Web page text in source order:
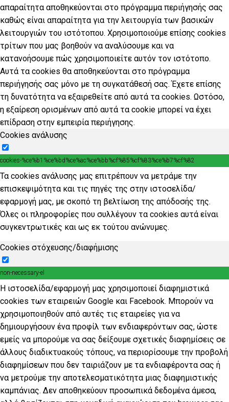
απαραίτητα αποθηκεύονται στο πρόγραμμα περιήγησής σας
καθώς είναι απαραίτητα για την λειτουργία των βασικών
λειτουργιών του ιστότοπου. Χρησιμοποιούμε επίσης cookies
τρίτων που μας βοηθούν να αναλύσουμε και να
κατανοήσουμε πώς χρησιμοποιείτε αυτόν τον ιστότοπο.
Αυτά τα cookies θα αποθηκεύονται στο πρόγραμμα
περιήγησής σας μόνο με τη συγκατάθεσή σας. Έχετε επίσης
τη δυνατότητα να εξαιρεθείτε από αυτά τα cookies. Ωστόσο,
η εξαίρεση ορισμένων από αυτά τα cookie μπορεί να έχει
επίδραση στην εμπειρία περιήγησης.
Cookies ανάλυσης
cookies-%ce%b1%ce%bd%ce%ac%ce%bb%cf%85%cf%83%ce%b7%cf%82
Τα cookies ανάλυσης μας επιτρέπουν να μετράμε την
επισκεψιμότητα και τις πηγές της στην ιστοσελίδα/
εφαρμογή μας, με σκοπό τη βελτίωση της απόδοσής της.
Όλες οι πληροφορίες που συλλέγουν τα cookies αυτά είναι
συγκεντρωτικές και ως εκ τούτου ανώνυμες.
Cookies στόχευσης/διαφήμισης
non-necessary-el
Η ιστοσελίδα/εφαρμογή μας χρησιμοποιεί διαφημιστικά
cookies των εταιρειών Google και Facebook. Μπορούν να
χρησιμοποιηθούν από αυτές τις εταιρείες για να
δημιουργήσουν ένα προφίλ των ενδιαφερόντων σας, ώστε
εμείς να μπορούμε να σας δείξουμε σχετικές διαφημίσεις σε
άλλους διαδικτυακούς τόπους, να περιορίσουμε την προβολή
διαφημίσεων που δεν ταιριάζουν με τα ενδιαφέροντα σας ή
να μετρούμε την αποτελεσματικότητα μιας διαφημιστικής
καμπάνιας. Δεν αποθηκεύουν προσωπικά δεδομένα άμεσα,